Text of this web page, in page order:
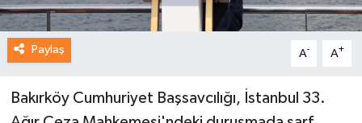
Paylaş A- A+
Bakırköy Cumhuriyet Başsavcılığı, İstanbul 33.